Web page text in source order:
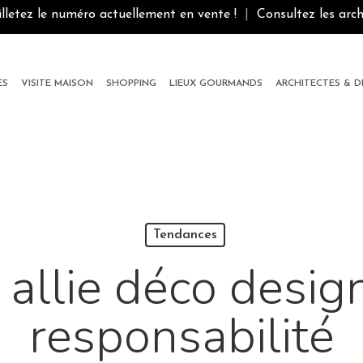
le numéro actuellement en vente ! Consultez les
VISITE MAISON SHOPPING LIEUX GOURMANDS ARCHITECTES &
Tendances
allie déco
responsabilité